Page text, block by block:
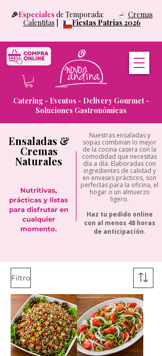
Catering - Eventos - Delivery Gourmet -
Soluciones Gastronómicas
🎉Especiales de Temporada: Cremas
Calentitas
Fiestas Patrias 2026
Nutritivas,
prácticas y listas
para disfrutar en
cualquier
momento.
Ensaladas &
Cremas
Naturales
Nuestras ensaladas y
sopas combinan lo mejor
de la cocina casera con la
comodidad que necesitas
día a día. Elaboradas con
ingredientes de calidad y
en envases prácticos, son
perfectas para la oficina, el
hogar o un almuerzo
ligero.
Haz tu pedido online
con al menos 48 horas
de anticipación.
Filtro